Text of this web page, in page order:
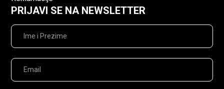
PRIJAVI SE NA NEWSLETTER